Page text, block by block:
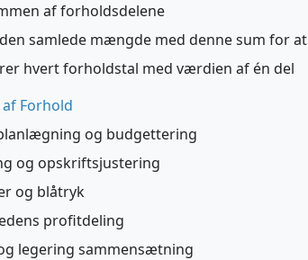
af forholdsdelene
samlede mængde med denne sum for
hvert forholdstal med værdien af én del
Forhold
og budgettering
og opskriftsjustering
og blåtryk
profitdeling
legering sammensætning